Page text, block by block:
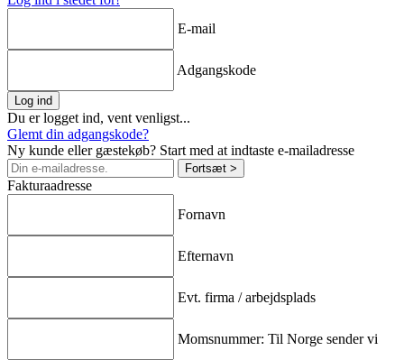
E-mail
Adgangskode
Log ind
Du er logget ind, vent venligst...
Glemt din adgangskode?
Ny kunde eller gæstekøb? Start med at indtaste e-mailadresse
Fortsæt >
Fakturaadresse
Fornavn
Efternavn
Evt. firma / arbejdsplads
Momsnummer: Til Norge sender vi